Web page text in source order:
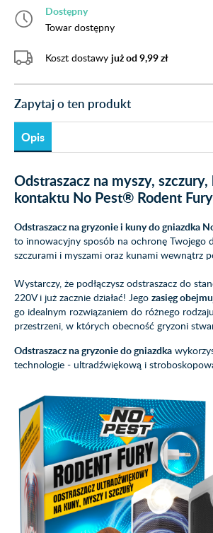
Dostępny
Towar dostępny
Koszt dostawy już od 9,99 zł
Zapytaj o ten produkt
Opis
Odstraszacz na myszy,
kontaktu No Pest® Rodent Fury
Odstraszacz na gryzonie i kuny do gniazdka
to innowacyjny sposób na ochronę Twojego
szczurami i myszami oraz kunami wewnątrz
Wystarczy, że podłączysz odstraszacz do
220V i już zacznie działać! Jego zasięg
go idealnym rozwiązaniem do różnego
przestrzeni, w których obecność gryzoni
Odstraszacz na gryzonie do gniazdka
technologie - ultradźwiękową i